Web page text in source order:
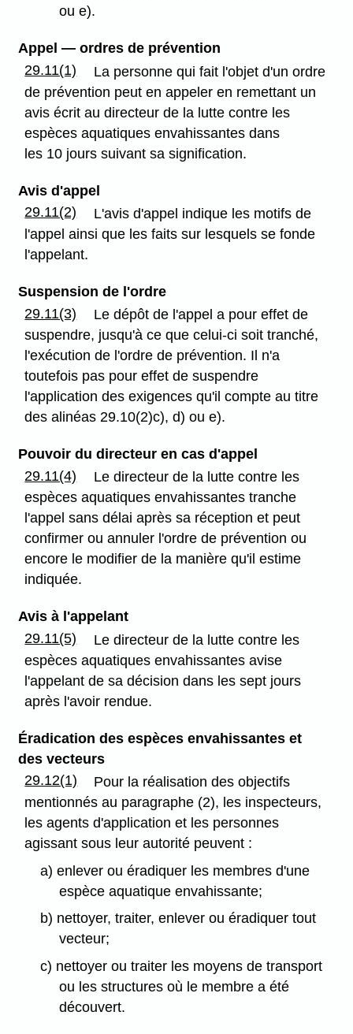
ou e).
Appel — ordres de prévention
29.11(1)
La personne qui fait l'objet d'un ordre
de prévention peut en appeler en remettant un
avis écrit au directeur de la lutte contre les
espèces aquatiques envahissantes dans
les 10 jours suivant sa signification.
Avis d'appel
29.11(2)
L'avis d'appel indique les motifs de
l'appel ainsi que les faits sur lesquels se fonde
l'appelant.
Suspension de l'ordre
29.11(3)
Le dépôt de l'appel a pour effet de
suspendre, jusqu'à ce que celui-ci soit tranché,
l'exécution de l'ordre de prévention. Il n'a
toutefois pas pour effet de suspendre
l'application des exigences qu'il compte au titre
des alinéas 29.10(2)c), d) ou e).
Pouvoir du directeur en cas d'appel
29.11(4)
Le directeur de la lutte contre les
espèces aquatiques envahissantes tranche
l'appel sans délai après sa réception et peut
confirmer ou annuler l'ordre de prévention ou
encore le modifier de la manière qu'il estime
indiquée.
Avis à l'appelant
29.11(5)
Le directeur de la lutte contre les
espèces aquatiques envahissantes avise
l'appelant de sa décision dans les sept jours
après l'avoir rendue.
Éradication des espèces envahissantes et
des vecteurs
29.12(1)
Pour la réalisation des objectifs
mentionnés au paragraphe (2), les inspecteurs,
les agents d'application et les personnes
agissant sous leur autorité peuvent :
a) enlever ou éradiquer les membres d'une
espèce aquatique envahissante;
b) nettoyer, traiter, enlever ou éradiquer tout
vecteur;
c) nettoyer ou traiter les moyens de transport
ou les structures où le membre a été
découvert.